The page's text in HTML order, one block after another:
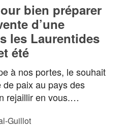
bien préparer
d’une
les Laurentides
été
à nos portes, le souhait
paix au pays des
rejaillir en vous.…
Guillot